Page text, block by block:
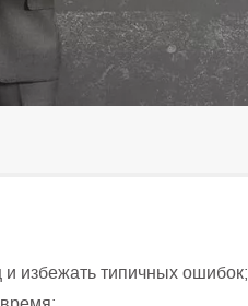
избежать типичных ошибок;